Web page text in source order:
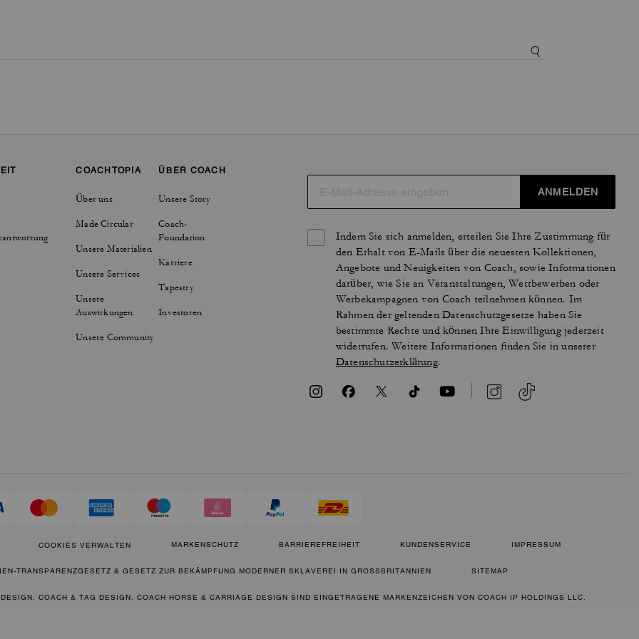
COACHTOPIA
Über uns
Made Circular
Unsere Materialien
Unsere Services
Unsere
Auswirkungen
Unsere Community
ÜBER COACH
Unsere Story
Coach-
Foundation
Karriere
Tapestry
Investoren
ANMELDEN
Indem Sie sich anmelden, erteilen Sie Ihre Zustimmung für
den Erhalt von E-Mails über die neuesten Kollektionen,
Angebote und Neuigkeiten von Coach, sowie Informationen
darüber, wie Sie an Veranstaltungen, Wettbewerben oder
Werbekampagnen von Coach teilnehmen können. Im
Rahmen der geltenden Datenschutzgesetze haben Sie
bestimmte Rechte und können Ihre Einwilligung jederzeit
widerrufen. Weitere Informationen finden Sie in unserer
Datenschutzerklärung.
COOKIES VERWALTEN MARKENSCHUTZ BARRIEREFREIHEIT KUNDENSERVICE IMPRESSUM
TRANSPARENZGESETZ & GESETZ ZUR BEKÄMPFUNG MODERNER SKLAVEREI IN GROSSBRITANNIEN SITEMAP
COACH & TAG DESIGN, COACH HORSE & CARRIAGE DESIGN SIND EINGETRAGENE MARKENZEICHEN VON COACH IP HOLDINGS LLC.